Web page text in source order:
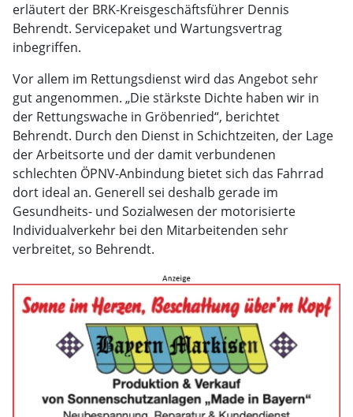
erläutert der BRK-Kreisgeschäftsführer Dennis
Behrendt. Servicepaket und Wartungsvertrag
inbegriffen.
Vor allem im Rettungsdienst wird das Angebot sehr
gut angenommen. „Die stärkste Dichte haben wir in
der Rettungswache in Gröbenried“, berichtet
Behrendt. Durch den Dienst in Schichtzeiten, der Lage
der Arbeitsorte und der damit verbundenen
schlechten ÖPNV-Anbindung bietet sich das Fahrrad
dort ideal an. Generell sei deshalb gerade im
Gesundheits- und Sozialwesen der motorisierte
Individualverkehr bei den Mitarbeitenden sehr
verbreitet, so Behrendt.